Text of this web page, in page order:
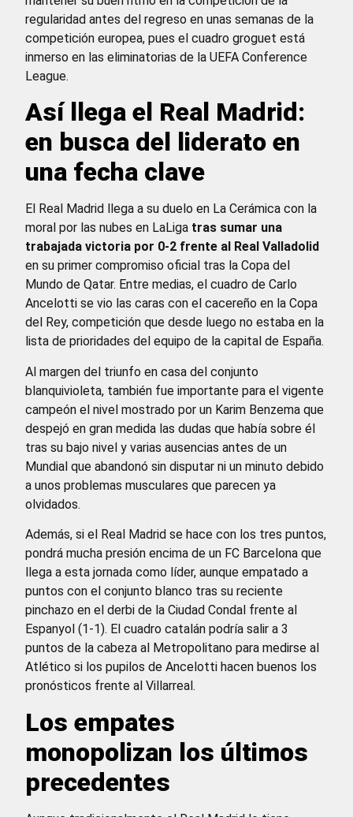
regularidad antes del regreso en unas semanas de la
competición europea, pues el cuadro groguet está
inmerso en las eliminatorias de la UEFA Conference
League.
Así llega el Real Madrid:
en busca del liderato en
una fecha clave
El Real Madrid llega a su duelo en La Cerámica con la
moral por las nubes en LaLiga tras sumar una
trabajada victoria por 0-2 frente al Real Valladolid
en su primer compromiso oficial tras la Copa del
Mundo de Qatar. Entre medias, el cuadro de Carlo
Ancelotti se vio las caras con el cacereño en la Copa
del Rey, competición que desde luego no estaba en la
lista de prioridades del equipo de la capital de España.
Al margen del triunfo en casa del conjunto
blanquivioleta, también fue importante para el vigente
campeón el nivel mostrado por un Karim Benzema que
despejó en gran medida las dudas que había sobre él
tras su bajo nivel y varias ausencias antes de un
Mundial que abandonó sin disputar ni un minuto debido
a unos problemas musculares que parecen ya
olvidados.
Además, si el Real Madrid se hace con los tres puntos,
pondrá mucha presión encima de un FC Barcelona que
llega a esta jornada como líder, aunque empatado a
puntos con el conjunto blanco tras su reciente
pinchazo en el derbi de la Ciudad Condal frente al
Espanyol (1-1). El cuadro catalán podría salir a 3
puntos de la cabeza al Metropolitano para medirse al
Atlético si los pupilos de Ancelotti hacen buenos los
pronósticos frente al Villarreal.
Los empates
monopolizan los últimos
precedentes